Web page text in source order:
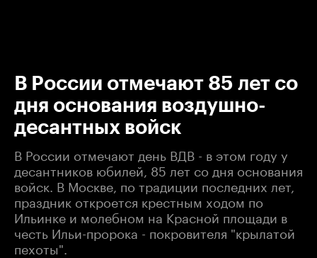
В России отмечают 85 лет со
дня основания воздушно-
десантных войск
В России отмечают день ВДВ - в этом году у
десантников юбилей, 85 лет со дня основания
войск. В Москве, по традиции последних лет,
праздник откроется крестным ходом по
Ильинке и молебном на Красной площади в
честь Ильи-пророка - покровителя "крылатой
пехоты".